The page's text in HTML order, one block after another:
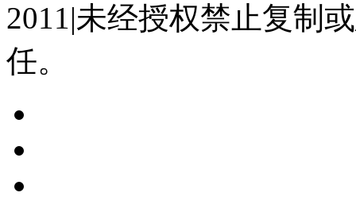
2011|未经授权禁止复制
任。